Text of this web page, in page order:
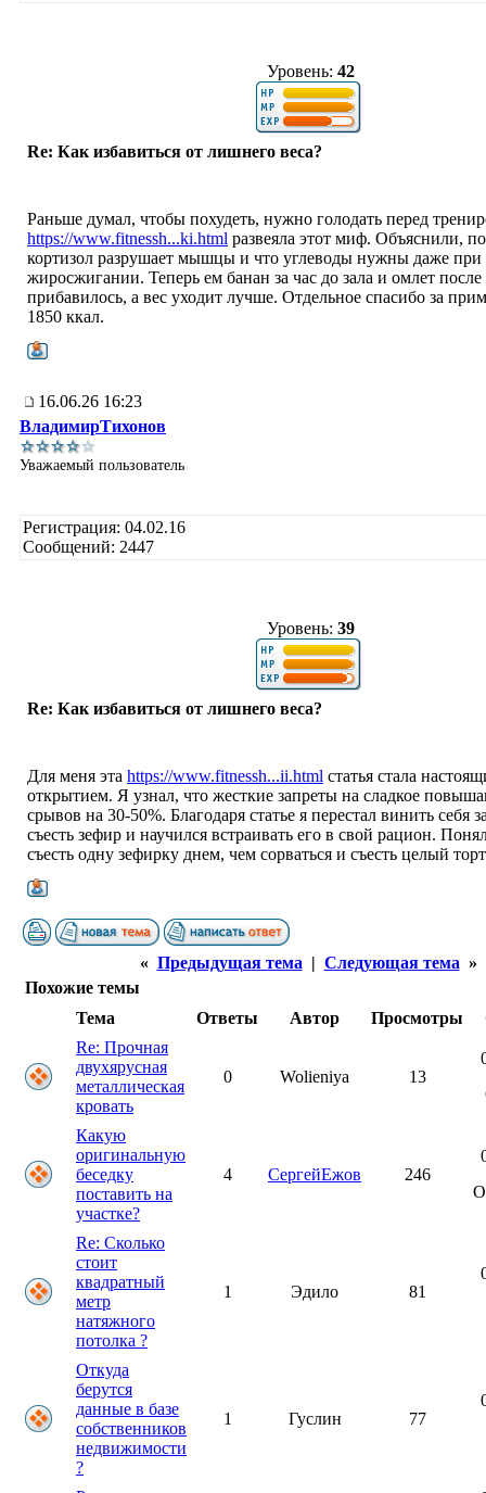
Уровень: 42
Re: Как избавиться от лишнего веса?
Раньше думал, чтобы похудеть, нужно голодать перед
https://www.fitnessh...ki.html развеяла этот миф. Объяснили,
кортизол разрушает мышцы и что углеводы нужны даже при
жиросжигании. Теперь ем банан за час до зала и омлет
прибавилось, а вес уходит лучше. Отдельное спасибо за
1850 ккал.
16.06.26 16:23
ВладимирТихонов
Уважаемый пользователь
Регистрация: 04.02.16
Сообщений: 2447
Уровень: 39
Re: Как избавиться от лишнего веса?
Для меня эта https://www.fitnessh...ii.html статья стала
открытием. Я узнал, что жесткие запреты на сладкое
срывов на 30-50%. Благодаря статье я перестал винить себя
съесть зефир и научился встраивать его в свой рацион.
съесть одну зефирку днем, чем сорваться и съесть целый
« Предыдущая тема | Следующая тема »
Похожие темы
Тема
Ответы Автор Просмотры
Re: Прочная
двухярусная
металлическая
кровать
0 Wolieniya 13
Какую
оригинальную
беседку
поставить на
участке?
4 СергейЕжов 246
Re: Сколько
стоит
квадратный
метр
натяжного
потолка ?
1 Эдило 81
Откуда
берутся
данные в базе
собственников
недвижимости
?
1 Гуслин 77